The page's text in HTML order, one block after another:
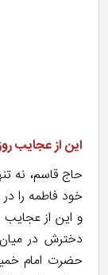
این از عجایب
حاج قاسم، نه
خود فاطمه را
و این از
دخترش در میان
حضرت امام